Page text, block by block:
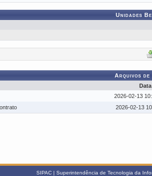
Unidades
Arquivos
Data
2026-02-13
2026-02-13
SIPAC | Superintendência de Tecnologia da